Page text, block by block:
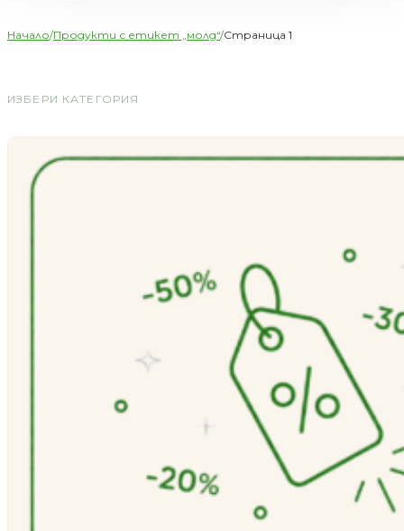
Начало/Продукти с етикет „молд“/Страница 1
ИЗБЕРИ КАТЕГОРИЯ